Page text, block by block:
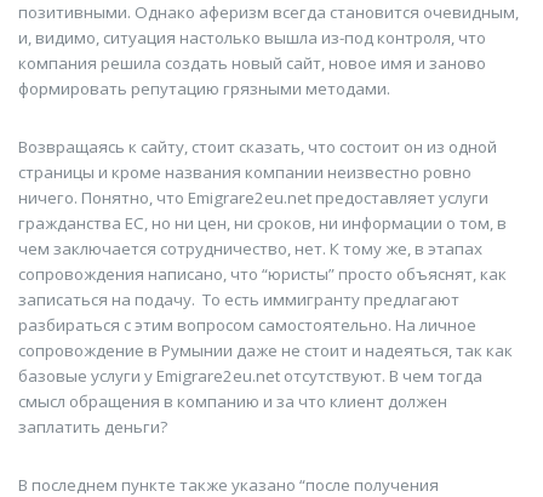
позитивными. Однако аферизм всегда становится очевидным,
и, видимо, ситуация настолько вышла из-под контроля, что
компания решила создать новый сайт, новое имя и заново
формировать репутацию грязными методами.
Возвращаясь к сайту, стоит сказать, что состоит он из одной
страницы и кроме названия компании неизвестно ровно
ничего. Понятно, что Emigrare2eu.net предоставляет услуги
гражданства ЕС, но ни цен, ни сроков, ни информации о том, в
чем заключается сотрудничество, нет. К тому же, в этапах
сопровождения написано, что “юристы” просто объяснят, как
записаться на подачу. То есть иммигранту предлагают
разбираться с этим вопросом самостоятельно. На личное
сопровождение в Румынии даже не стоит и надеяться, так как
базовые услуги у Emigrare2eu.net отсутствуют. В чем тогда
смысл обращения в компанию и за что клиент должен
заплатить деньги?
В последнем пункте также указано “после получения